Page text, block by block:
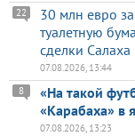
30 млн евро
туалетную
сделки
22
07.08.2026, 13:44
«На такой
«Карабаха» в
8
07.08.2026, 13:23